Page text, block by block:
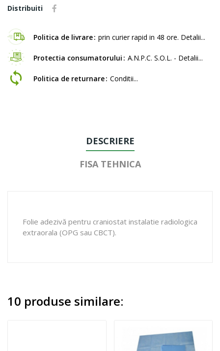
Distribuiti
Politica de livrare prin curier rapid in 48 ore. Detalii...
Protectia consumatorului A.N.P.C. S.O.L. - Detalii...
Politica de returnare Conditii...
DESCRIERE
FISA TEHNICA
Folie adezivă pentru craniostat instalatie radiologica
extraorala (OPG sau CBCT).
10 produse similare: